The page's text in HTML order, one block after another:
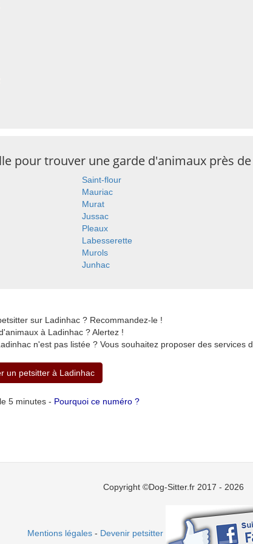
pour trouver une garde d'animaux près
Saint-flour
Mauriac
Murat
Jussac
Pleaux
Labesserette
Murols
Junhac
sur Ladinhac ? Recommandez-le !
à Ladinhac ? Alertez !
n'est pas listée ? Vous souhaitez proposer des services
un petsitter à Ladinhac
5 minutes - Pourquoi ce numéro ?
Copyright ©Dog-Sitter.fr 2017 - 2026
Mentions légales- Devenir petsitter